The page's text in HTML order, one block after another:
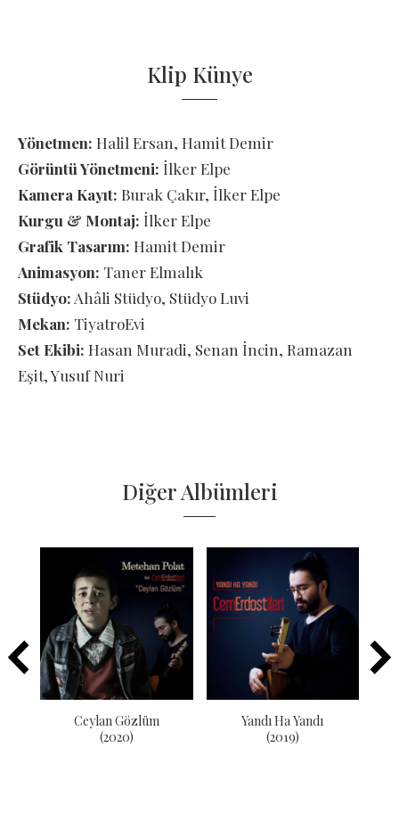
Klip Künye
Yönetmen: Halil Ersan, Hamit Demir
Görüntü Yönetmeni: İlker Elpe
Kamera Kayıt: Burak Çakır, İlker Elpe
Kurgu & Montaj: İlker Elpe
Grafik Tasarım: Hamit Demir
Animasyon: Taner Elmalık
Stüdyo: Ahâli Stüdyo, Stüdyo Luvi
Mekan: TiyatroEvi
Set Ekibi: Hasan Muradi, Senan İncin, Ramazan
Eşit, Yusuf Nuri
Diğer Albümleri
Ceylan Gözlüm
(2020)
Yandı Ha Yandı
(2019)